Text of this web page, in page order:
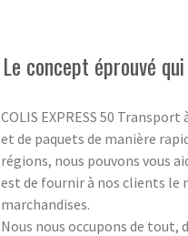
Le concept éprouvé
COLIS EXPRESS 50
et de paquets de manière
régions, nous pouvons vous
est de fournir à nos clients le
marchandises.
Nous nous occupons de